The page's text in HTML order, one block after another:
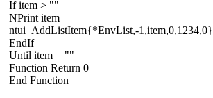
If item > ""
NPrint item
ntui_AddListItem{*EnvList,-1,item,0,1234,0}
EndIf
Until item = ""
Function Return 0
End Function